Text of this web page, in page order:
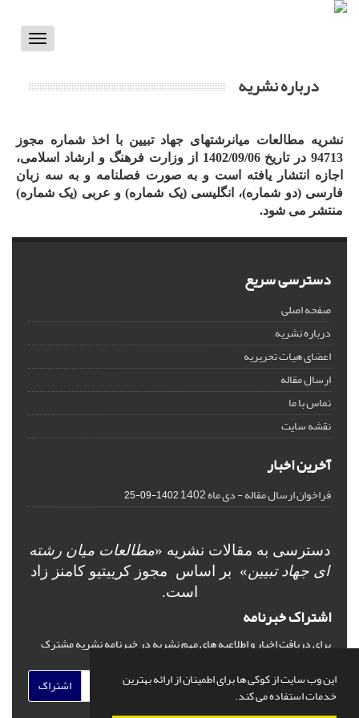
این وب سایت از کوکی ها برای اطمینان از ارائه بهترین
خدمات استفاده می کند.
Toggle
درباره نشریه
نشریه مطالعات میان‎رشته‎ای جهاد تبیین با اخذ شماره مجوز
94713 در تاریخ 1402/09/06 از وزارت فرهنگ و ارشاد اسلامی،
اجازه انتشار یافته است و به صورت فصلنامه و به سه زبان
فارسی (دو شماره)، انگلیسی (یک شماره) و عربی (یک شماره)
منتشر می شود.
دسترسی سریع
صفحه اصلی
درباره نشریه
اعضای هیات تحریریه
ارسال مقاله
تماس با ما
نقشه سایت
آخرین اخبار
فراخوان ارسال مقاله - دی ماه 1402 1402-09-25
دسترسی به مقالات نشریه «مطالعات میان رشته
ای جهاد تبیین» بر اساس مجوز کرییتیو کامنز زاد
است.
اشتراک خبرنامه
برای دریافت اخبار و اطلاعیه های مهم نشریه در خبرنامه نشریه مشترک
اشتراک